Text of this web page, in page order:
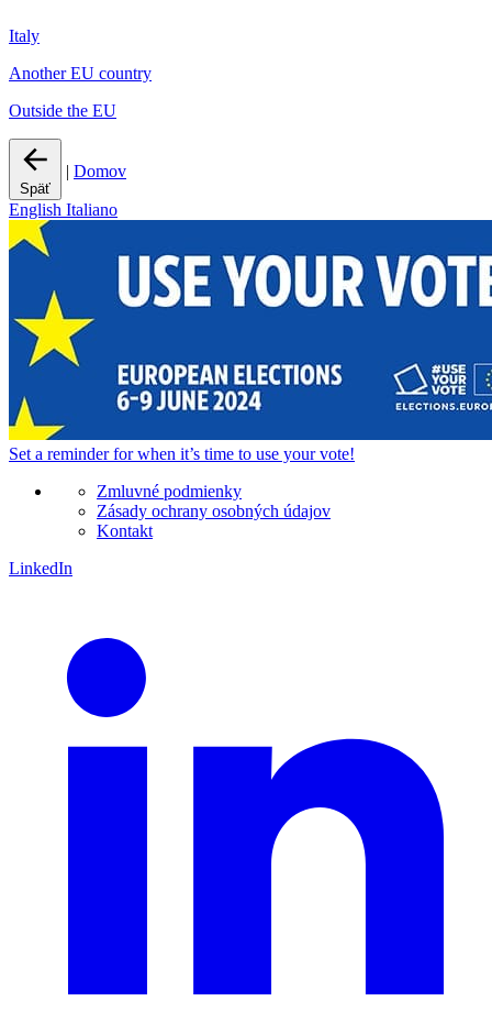
Italy
Another EU country
Outside the EU
Späť
| Domov
English Italiano
Set a reminderfor when it’s time to use your vote!
Zmluvné podmienky
Zásady ochrany osobných údajov
Kontakt
LinkedIn